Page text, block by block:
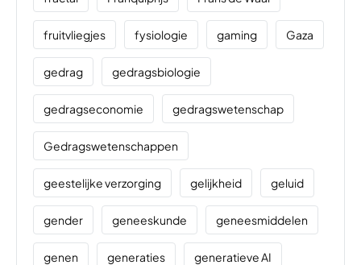
fruitvliegjes fysiologie gaming Gaza
gedrag gedragsbiologie
gedragseconomie gedragswetenschap
Gedragswetenschappen
geestelijke verzorging gelijkheid geluid
gender geneeskunde geneesmiddelen
genen generaties generatieve AI